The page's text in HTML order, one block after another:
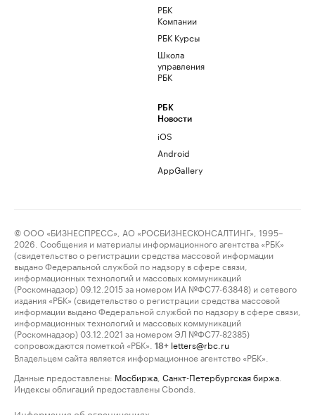
РБК
Компании
РБК Курсы
Школа
управления
РБК
РБК
Новости
iOS
Android
AppGallery
© ООО «БИЗНЕСПРЕСС», АО «РОСБИЗНЕСКОНСАЛТИНГ», 1995–
2026. Сообщения и материалы информационного агентства «РБК»
(свидетельство о регистрации средства массовой информации
выдано Федеральной службой по надзору в сфере связи,
информационных технологий и массовых коммуникаций
(Роскомнадзор) 09.12.2015 за номером ИА №ФС77-63848) и сетевого
издания «РБК» (свидетельство о регистрации средства массовой
информации выдано Федеральной службой по надзору в сфере связи,
информационных технологий и массовых коммуникаций
(Роскомнадзор) 03.12.2021 за номером ЭЛ №ФС77-82385)
сопровождаются пометкой «РБК».
18+ letters@rbc.ru
Владельцем сайта является информационное агентство «РБК».
Данные предоставлены: Мосбиржа Санкт-Петербургская биржа
Индексы облигаций предоставлены Cbonds.